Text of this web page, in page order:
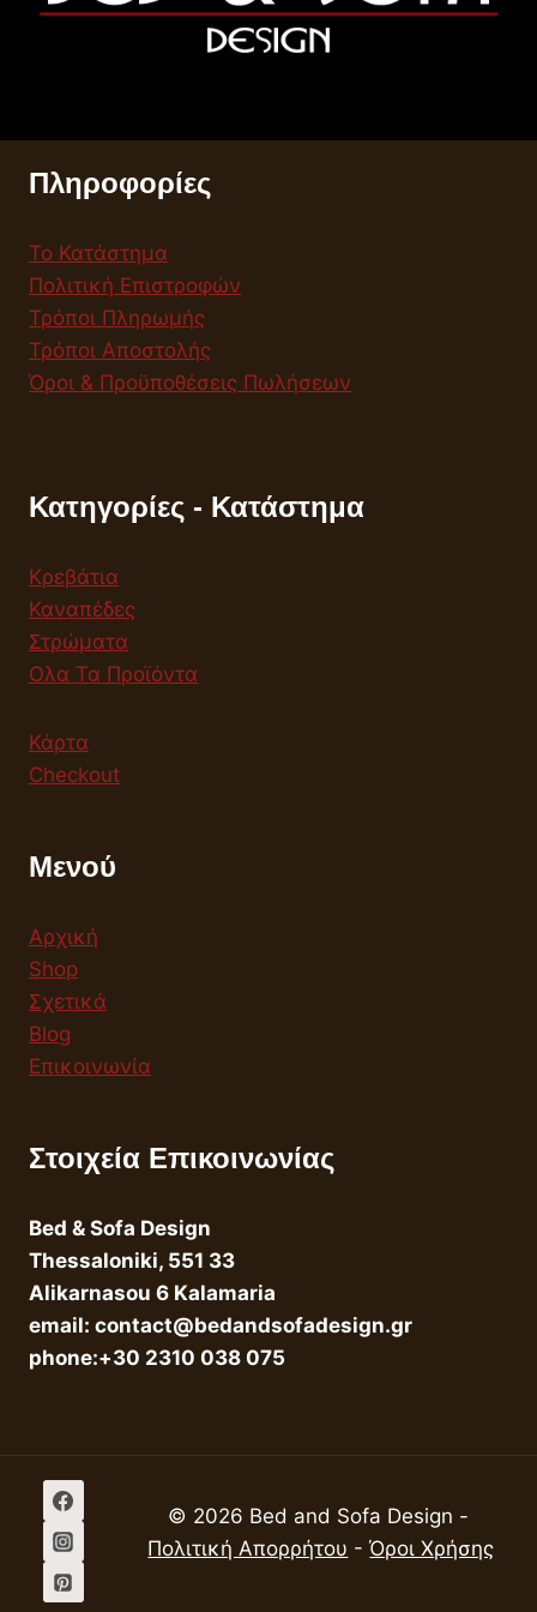
Πληροφορίες
Το Κατάστημα
Πολιτική Επιστροφών
Τρόποι Πληρωμής
Τρόποι Αποστολής
Όροι & Προϋποθέσεις Πωλήσεων
Κατηγορίες - Κατάστημα
Κρεβάτια
Καναπέδες
Στρώματα
Ολα Τα Προϊόντα
Κάρτα
Checkout
Μενού
Αρχική
Shop
Σχετικά
Blog
Επικοινωνία
Στοιχεία Επικοινωνίας
Bed & Sofa Design
Thessaloniki, 551 33
Alikarnasou 6 Kalamaria
email: contact@bedandsofadesign.gr
phone:+30 2310 038 075
© 2026 Bed and Sofa Design -
Πολιτική Απορρήτου -Όροι Χρήσης